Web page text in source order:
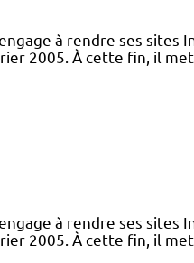
à rendre ses
2005. À cette fin, il
à rendre ses
2005. À cette fin, il